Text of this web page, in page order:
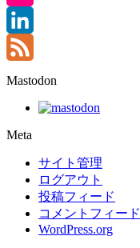
Flickr
LinkedIn
Feed
Mastodon
Meta
サイト管理
ログアウト
投稿フィード
コメントフィード
WordPress.org